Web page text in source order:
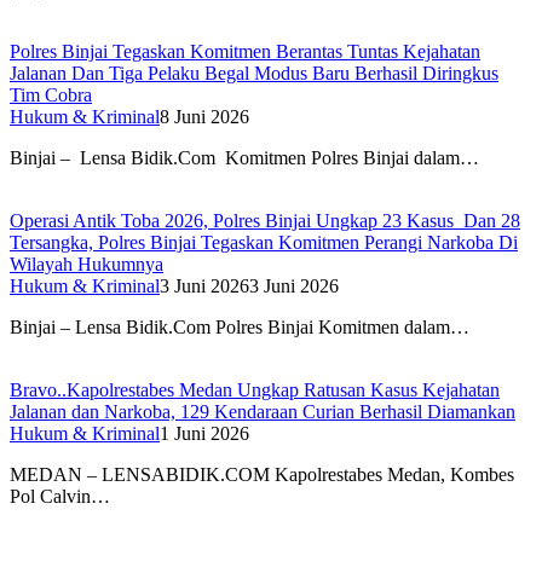
Polres Binjai Tegaskan Komitmen Berantas Tuntas Kejahatan
Jalanan Dan Tiga Pelaku Begal Modus Baru Berhasil Diringkus
Tim Cobra
Hukum & Kriminal8 Juni 2026
Binjai – Lensa Bidik.Com Komitmen Polres Binjai dalam…
Operasi Antik Toba 2026, Polres Binjai Ungkap 23 Kasus Dan 28
Tersangka, Polres Binjai Tegaskan Komitmen Perangi Narkoba Di
Wilayah Hukumnya
Hukum & Kriminal3 Juni 20263 Juni 2026
Binjai – Lensa Bidik.Com Polres Binjai Komitmen dalam…
Bravo..Kapolrestabes Medan Ungkap Ratusan Kasus Kejahatan
Jalanan dan Narkoba, 129 Kendaraan Curian Berhasil Diamankan
Hukum & Kriminal1 Juni 2026
MEDAN – LENSABIDIK.COM Kapolrestabes Medan, Kombes
Pol Calvin…